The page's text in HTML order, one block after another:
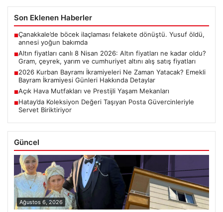
Son Eklenen Haberler
■Çanakkale’de böcek ilaçlaması felakete dönüştü. Yusuf öldü,
annesi yoğun bakımda
■Altın fiyatları canlı 8 Nisan 2026: Altın fiyatları ne kadar oldu?
Gram, çeyrek, yarım ve cumhuriyet altını alış satış fiyatları
■2026 Kurban Bayramı İkramiyeleri Ne Zaman Yatacak? Emekli
Bayram İkramiyesi Günleri Hakkında Detaylar
■Açık Hava Mutfakları ve Prestijli Yaşam Mekanları
■Hatay’da Koleksiyon Değeri Taşıyan Posta Güvercinleriyle
Servet Biriktiriyor
Güncel
Ağustos 6, 2026